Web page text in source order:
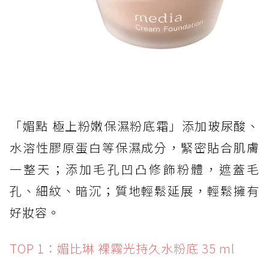
「媚點 極上粉嫩保濕粉底霜」添加玻尿酸、
水溶性膠原蛋白等保濕成分，緊密貼合肌膚
一整天；添加毛孔凹凸修飾粉體，遮蓋毛
孔、細紋、暗沉；質地輕鬆延展，輕鬆擁有
好妝容。
TOP 1：媚比琳 裸霧光持久水粉底 35 ml